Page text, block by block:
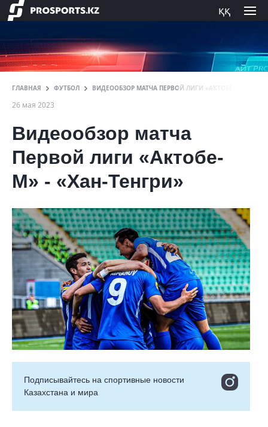
ққ
ГЛАВНАЯ ФУТБОЛ ВИДЕООБЗОР МАТЧА ПЕРВОЙ ЛИГИ «АКТОБЕ-М» -
26 мая 2023
Видеообзор матча
Первой лиги «Актобе-
М» - «Хан-Тенгри»
Подписывайтесь на cпортивные новости
Казахстана и мира